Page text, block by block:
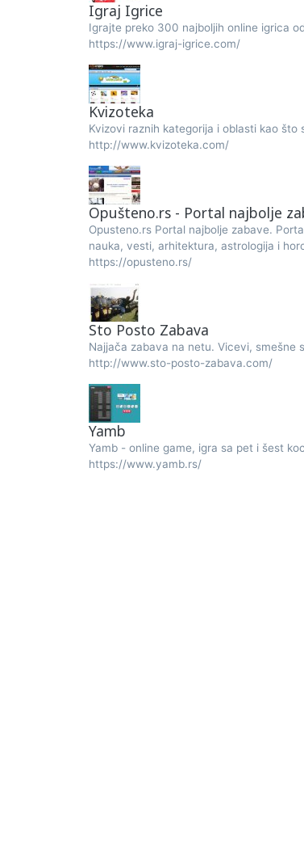
Igraj Igrice
Igrajte preko 300 najboljih online igrica
https://www.igraj-igrice.com/
Kvizoteka
Kvizovi raznih kategorija i oblasti kao što
http://www.kvizoteka.com/
Opušteno.rs - Portal najbolje
Opusteno.rs Portal najbolje zabave.
nauka, vesti, arhitektura, astrologija i
https://opusteno.rs/
Sto Posto Zabava
Najjača zabava na netu. Vicevi, smešne
http://www.sto-posto-zabava.com/
Yamb
Yamb - online game, igra sa pet i šest
https://www.yamb.rs/